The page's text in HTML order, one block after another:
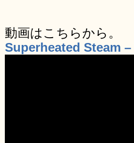
動画はこちらから。
Superheated Steam